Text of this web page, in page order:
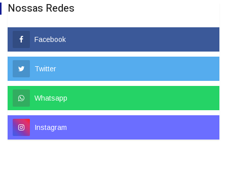
Nossas Redes
Facebook
Twitter
Whatsapp
Instagram